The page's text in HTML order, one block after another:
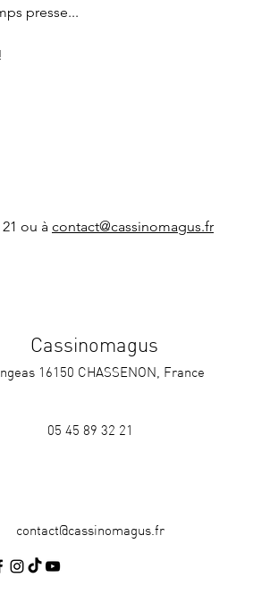
presse...
ou à contact@cassinomagus.fr
Cassinomagus
16150 CHASSENON, France
05 45 89 32 21
contact@cassinomagus.fr